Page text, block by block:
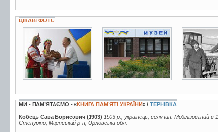
ЦІКАВІ ФОТО
4 фото 13 фото 2 фото
МИ - ПАМ’ЯТАЄМО - «КНИГА ПАМ’ЯТІ УКРАЇНИ» / ТЕРНІВКА
Кобець Сава Борисович (1903) 1903 р., українець, селянин. Мобілізований
Степуріно, Мценський р-н, Орловська обл.